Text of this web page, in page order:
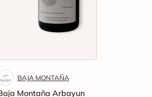
BAJA MONTAÑA
Montaña Arbayun